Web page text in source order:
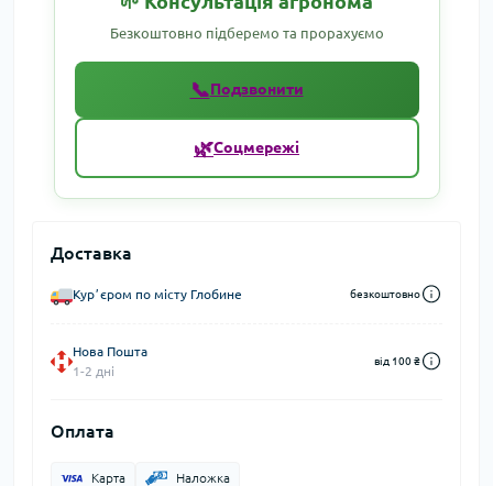
Безкоштовно підберемо та прорахуємо
📞Подзвонити
🌿Соцмережі
Доставка
Курʼєром по місту Глобине безкоштовно
Нова Пошта
1-2 дні
від 100 ₴
Оплата
Карта Наложка